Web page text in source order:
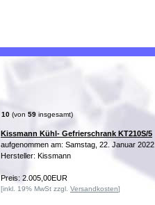
10 (von 59 insgesamt)
Kissmann Kühl- Gefrierschrank KT210S/5
aufgenommen am: Samstag, 22. Januar 2022
Hersteller: Kissmann
Preis: 2.005,00EUR
[inkl. 19% MwSt zzgl. Versandkosten]